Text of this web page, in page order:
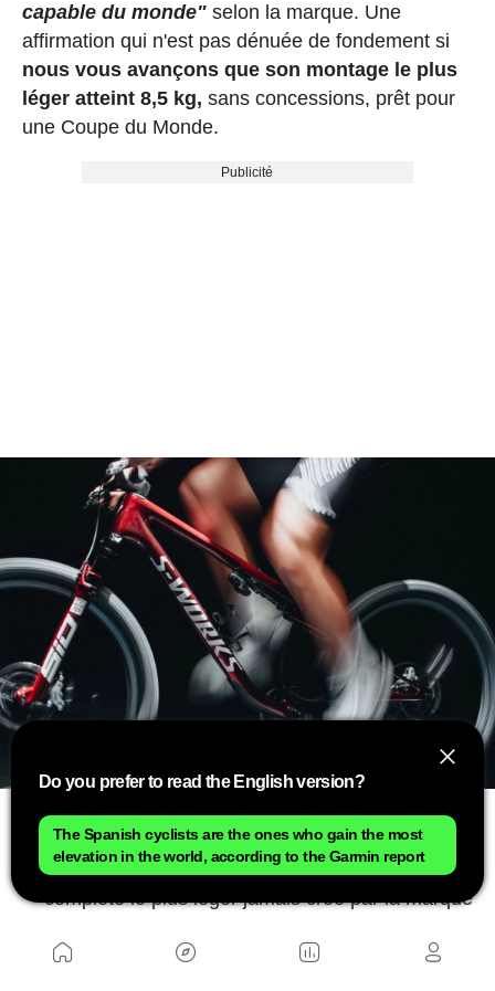
capable du monde" selon la marque. Une
affirmation qui n'est pas dénuée de fondement si
nous vous avançons que son montage le plus
léger atteint 8,5 kg, sans concessions, prêt pour
une Coupe du Monde.
Publicité
Clés de la Specialized Epic 9
Le vélo de compétition XC à suspension
complète le plus léger jamais créé par la marque
Cadre de 1,589 g avec amortisseur et
visserie
Do you prefer to read the English version?
The Spanish cyclists are the ones who gain the most
elevation in the world, according to the Garmin report